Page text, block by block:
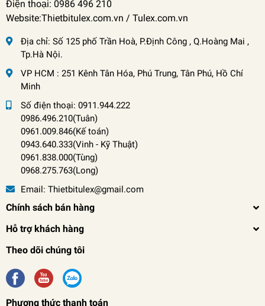
Điện thoại: 0986 496 210
Website:Thietbitulex.com.vn / Tulex.com.vn
Địa chỉ: Số 125 phố Trần Hoà, P.Định Công , Q.Hoàng Mai ,
Tp.Hà Nội.
VP HCM : 251 Kênh Tân Hóa, Phú Trung, Tân Phú, Hồ Chí
Minh
Số điện thoại: 0911.944.222
0986.496.210(Tuân)
0961.009.846(Kế toán)
0943.640.333(Vinh - Kỹ Thuật)
0961.838.000(Tùng)
0968.275.763(Long)
Email: Thietbitulex@gmail.com
Chính sách bán hàng
Hỗ trợ khách hàng
Theo dõi chúng tôi
Phương thức thanh toán